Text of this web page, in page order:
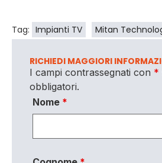
Tag: Impianti TV Mitan
RICHIEDI MAGGIORI
I campi contrassegnati con *
obbligatori.
Nome *